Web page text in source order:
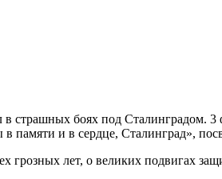
в страшных боях под
и в сердце, Сталинград»,
грозных лет, о великих подвигах